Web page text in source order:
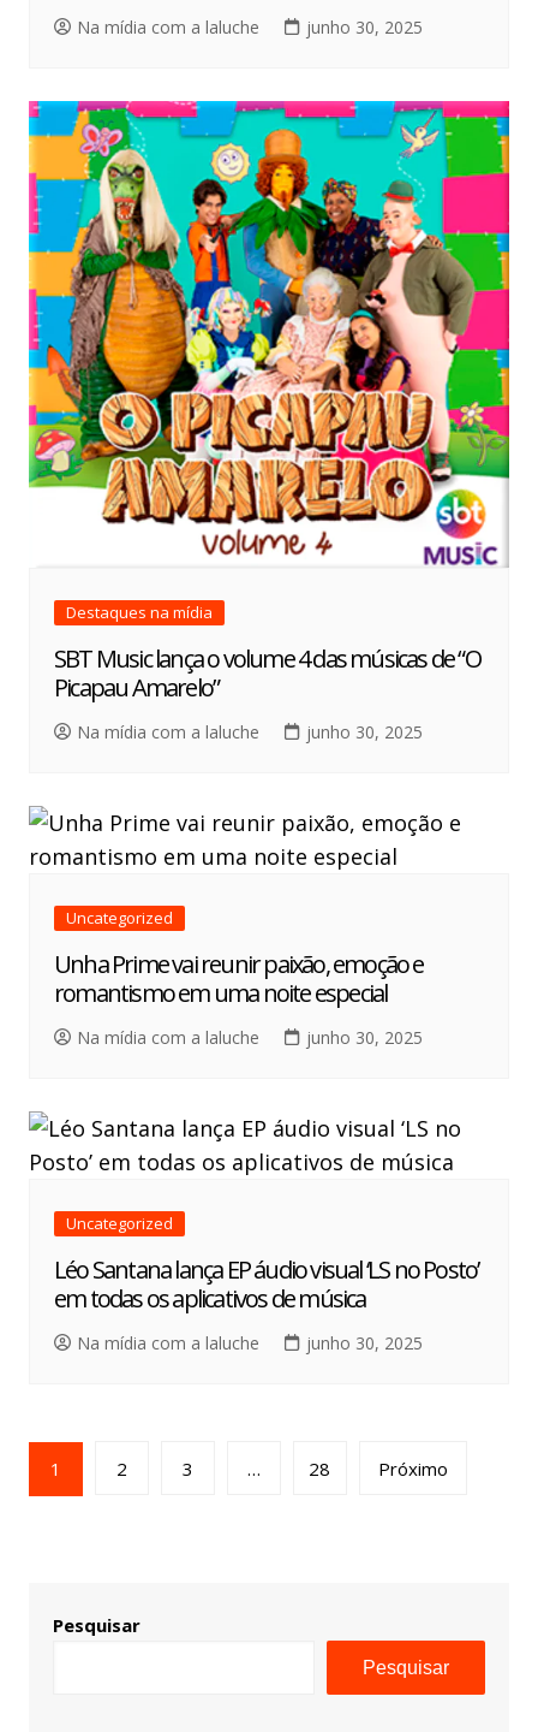
Na mídia com a laluche junho 30, 2025
Destaques na mídia
SBT Music lança o volume 4 das músicas de “O
Picapau Amarelo”
Na mídia com a laluche junho 30, 2025
Uncategorized
Unha Prime vai reunir paixão, emoção e
romantismo em uma noite especial
Na mídia com a laluche junho 30, 2025
Uncategorized
Léo Santana lança EP áudio visual ‘LS no Posto’
em todas os aplicativos de música
Na mídia com a laluche junho 30, 2025
1 2 3 … 28 Próximo
Pesquisar
Pesquisar